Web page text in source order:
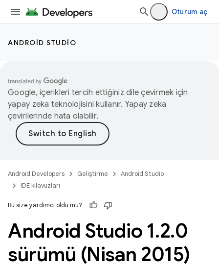
Oturum aç
ANDROID STUDIO
Google, içerikleri tercih ettiğiniz dile çevirmek için
yapay zeka teknolojisini kullanır. Yapay zeka
çevirilerinde hata olabilir.
Android Developers Geliştirme
Android Studio
IDE kılavuzları
Bu size yardımcı oldu mu?
Android Studio 1.2.0
sürümü (Nisan 2015)